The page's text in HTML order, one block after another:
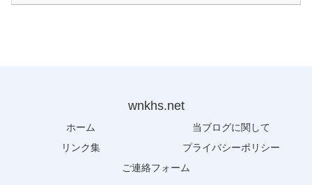
wnkhs.net
ホーム
当ブログに関して
リンク集
プライバシーポリシー
ご連絡フォーム